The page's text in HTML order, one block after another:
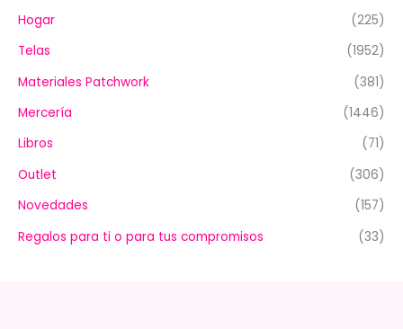
Hogar
(225)
Telas
(1952)
Materiales Patchwork
(381)
Mercería
(1446)
Libros
(71)
Outlet
(306)
Novedades
(157)
Regalos para ti o para tus compromisos
(33)